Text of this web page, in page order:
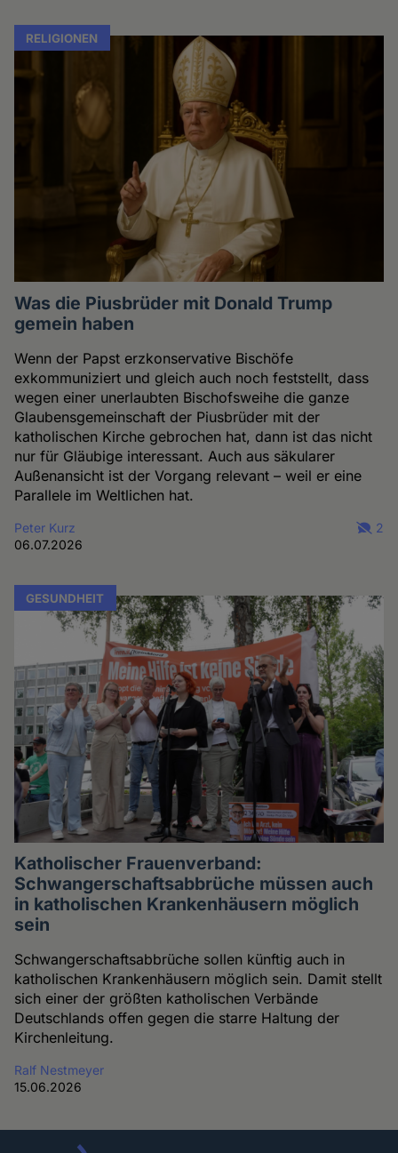
RELIGIONEN
Was die Piusbrüder mit Donald Trump
gemein haben
Wenn der Papst erzkonservative Bischöfe
exkommuniziert und gleich auch noch feststellt, dass
wegen einer unerlaubten Bischofsweihe die ganze
Glaubensgemeinschaft der Piusbrüder mit der
katholischen Kirche gebrochen hat, dann ist das nicht
nur für Gläubige interessant. Auch aus säkularer
Außenansicht ist der Vorgang relevant – weil er eine
Parallele im Weltlichen hat.
Peter Kurz
06.07.2026
2
GESUNDHEIT
Katholischer Frauenverband:
Schwangerschaftsabbrüche müssen auch
in katholischen Krankenhäusern möglich
sein
Schwangerschaftsabbrüche sollen künftig auch in
katholischen Krankenhäusern möglich sein. Damit stellt
sich einer der größten katholischen Verbände
Deutschlands offen gegen die starre Haltung der
Kirchenleitung.
Ralf Nestmeyer
15.06.2026